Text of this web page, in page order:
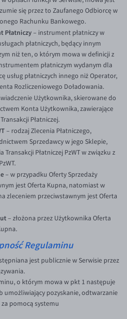
się przez to Zaufanego Odbiorcę w
Rachunku Bankowego.
Płatniczy– instrument płatniczy w
płatniczych, będący innym
niż ten, o którym mowa w definicji z
płatniczym wydanym dla
usług płatniczych innego niż Operator,
Rozliczeniowego Doładowania.
Użytkownika, skierowane do
Konta Użytkownika, zawierające
Płatniczej.
– rodzaj Zlecenia Płatniczego,
Sprzedawcy w jego Sklepie,
Płatniczej PzWT w związku z
– w przypadku Oferty Sprzedaży
jest Oferta Kupna, natomiast w
zleceniem przeciwstawnym jest Oferta
– złożona przez Użytkownika Oferta
Regulaminu
jest publicznie w Serwisie przez
o którym mowa w pkt 1 następuje
umożliwiający pozyskanie, odtwarzanie
pomocą systemu